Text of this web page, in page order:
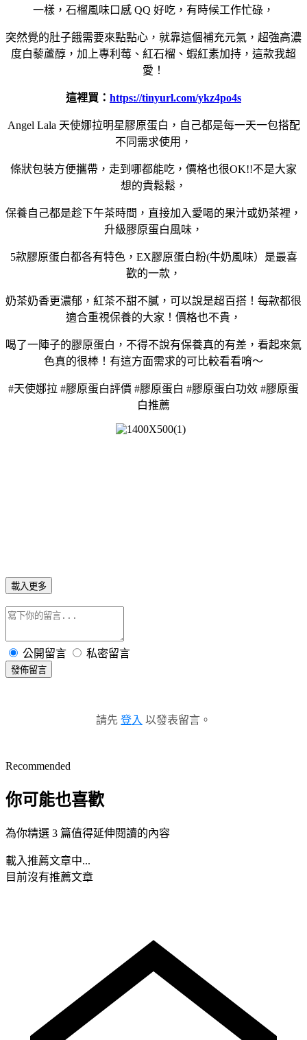
一樣，石榴風味口感 QQ 好吃，有時候工作忙碌，
突然覺的肚子餓需要來點點心，就靠這個補充元氣，超強高濃
度白藜蘆醇，加上專利莓、紅石榴、蝦紅素加持，這款我超
愛！
這裡買： https://tinyurl.com/ykz4po4s
Angel Lala 天使娜拉明星膠原蛋白，自己都是每一天一包搭配
不同需求使用，
條狀包裝方便攜帶， 走到哪都能吃，價格也很OK!!不是大家
想的貴鬆鬆，
保養自己都是趁下午茶時間， 直接加入愛喝的果汁或奶茶裡，
升級膠原蛋白風味，
5款膠原蛋白都各有特色， EX膠原蛋白粉(牛奶風味）是最喜
歡的一款，
奶茶奶香更濃郁，紅茶不甜不膩，可以說是超百搭！ 每款都很
適合重視保養的大家！價格也不貴，
喝了一陣子的膠原蛋白，不得不說有保養真的有差， 看起來氣
色真的很棒！有這方面需求的可比較看看唷～
#天使娜拉 #膠原蛋白評價 #膠原蛋白 #膠原蛋白功效 #膠原蛋
白推薦
載入更多
公開留言 私密留言
發佈留言
請先 登入 以發表留言。
Recommended
你可能也喜歡
為你精選 3 篇值得延伸閱讀的內容
載入推薦文章中...
目前沒有推薦文章